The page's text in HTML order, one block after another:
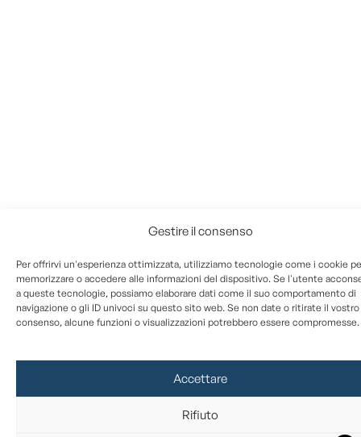
Gestire il consenso
Per offrirvi un'esperienza ottimizzata, utilizziamo tecnologie come i cookie
memorizzare o accedere alle informazioni del dispositivo. Se l'utente
a queste tecnologie, possiamo elaborare dati come il suo comportamento di
navigazione o gli ID univoci su questo sito web. Se non date o ritirate il vostro
consenso, alcune funzioni o visualizzazioni potrebbero essere compromesse.
Accettare
Rifiuto